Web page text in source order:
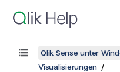
Qlik Sense unter
Visualisierungen